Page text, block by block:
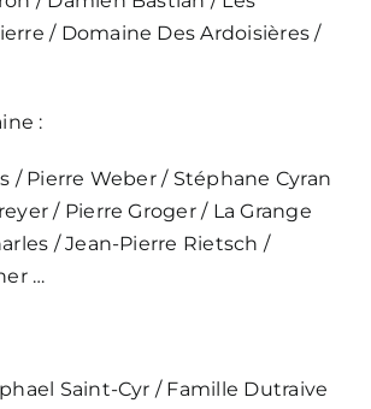
/ Domaine Des Ardoisières /
:
/ Pierre Weber / Stéphane Cyran
/ Pierre Groger / La Grange
/ Jean-Pierre Rietsch /
…
Saint-Cyr / Famille Dutraive